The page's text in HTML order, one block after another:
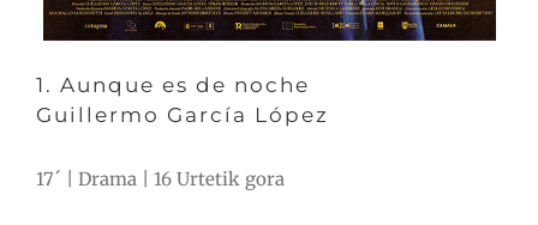
1. Aunque es de noche
Guillermo García López
17´ | Drama | 16 Urtetik gora